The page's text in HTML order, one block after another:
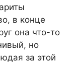
в конце
она что-то
но
за этой